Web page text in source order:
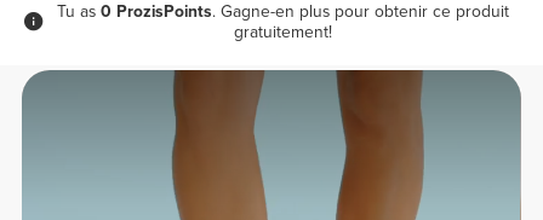
Tu as 0 ProzisPoints. Gagne-en plus pour obtenir ce produit
gratuitement!